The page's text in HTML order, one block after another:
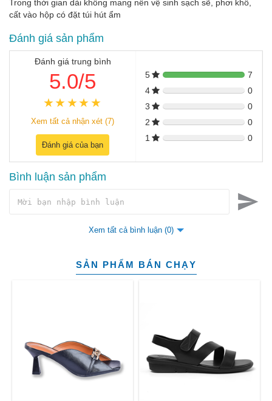
Trong thời gian dài không mang nên vệ sinh sạch sẽ, phơi khô,
cất vào hộp có đặt túi hút ẩm
Đánh giá sản phẩm
Đánh giá trung bình
5.0/5
Xem tất cả nhận xét (7)
Đánh giá của bạn
5
7
4
0
3
0
2
0
1
0
Bình luận sản phẩm
Xem tất cả bình luận (0)
SẢN PHẨM BÁN CHẠY